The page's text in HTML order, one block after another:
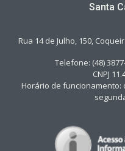
Santa
Rua 14 de Julho, 150,
Telefone: (48)
CNPJ
Horário de funcionamento: